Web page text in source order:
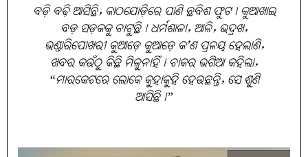
ବଡ଼ି ବଢ଼ି ଆସିଛି, କାଠଯୋଡ଼ିରେ ପାଣି ଛବିଶ ଫୁଟ। କୁଆଖାଇ
ବଡ଼ ସଡ଼କକୁ ଚାଟୁଛି। ଧର୍ମଶାଳା, ଆଳି, ଭଦ୍ରଖ,
ଭଣ୍ଡାରିପୋଖରୀ କୁଆଡ଼େ କୁଆଡ଼େ କ’ଣ ପ୍ରଳୟ ହେଲାଣି,
ଖବର କଉଁଠୁ କିଛି ମିଳୁନାହିଁ। ଚାକର ଭଗିଆ କହିଲା,
“ମାରକେଟରେ ଲୋକେ କୁହାକୁହି ହେଉଛନ୍ତି, ସେ ଶୁଣି
ଆସିଛି।”